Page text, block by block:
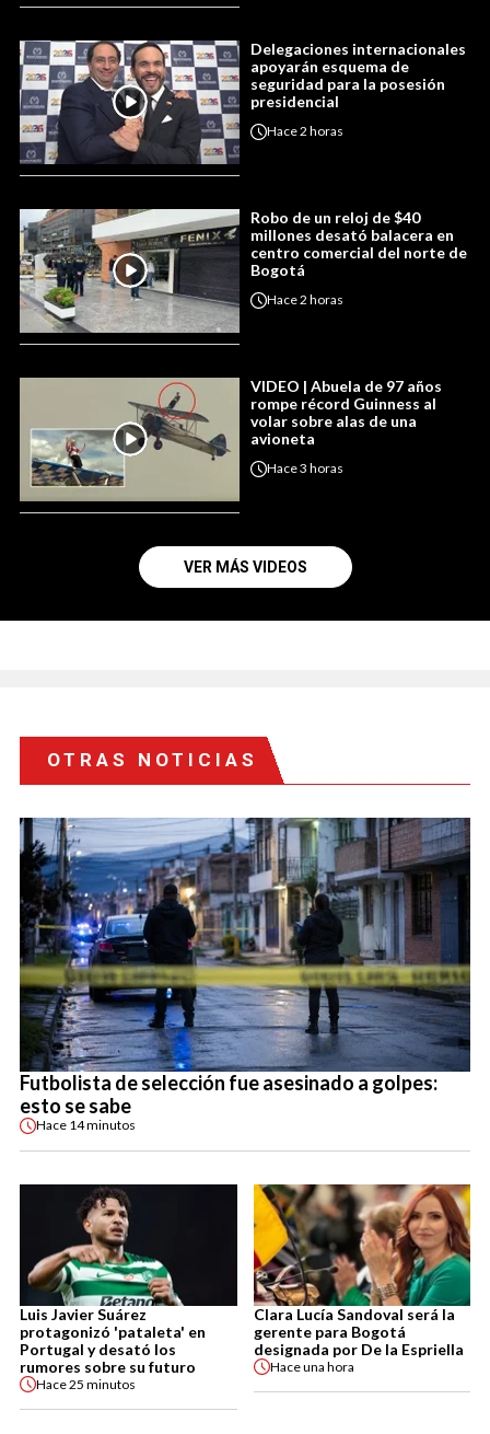
Delegaciones internacionales
apoyarán esquema de
seguridad para la posesión
presidencial
Hace2 horas
Robo de un reloj de $40
millones desató balacera en
centro comercial del norte de
Bogotá
Hace2 horas
VIDEO | Abuela de 97 años
rompe récord Guinness al
volar sobre alas de una
avioneta
Hace3 horas
VER MÁS VIDEOS
OTRAS NOTICIAS
Futbolista de selección fue asesinado a golpes:
esto se sabe
Hace 14 minutos
Luis Javier Suárez
protagonizó 'pataleta' en
Portugal y desató los
rumores sobre su futuro
Hace25 minutos
Clara Lucía Sandoval será la
gerente para Bogotá
designada por De la Espriella
Haceuna hora